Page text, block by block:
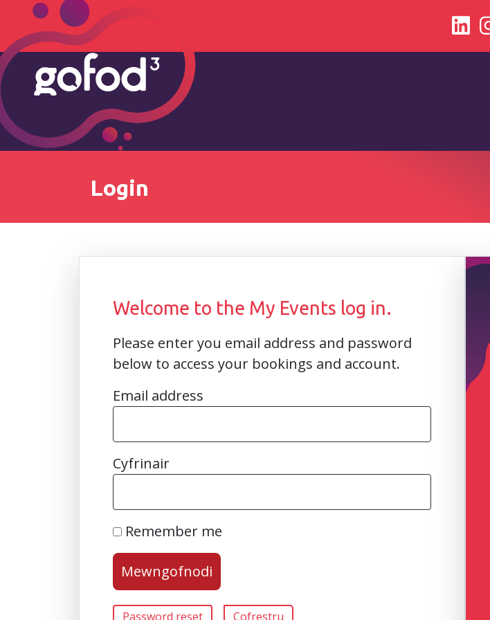
Login
Welcome to the My Events log in.
Please enter you email address and password
below to access your bookings and account.
Email address
Cyfrinair
Remember me
Password reset Cofrestru